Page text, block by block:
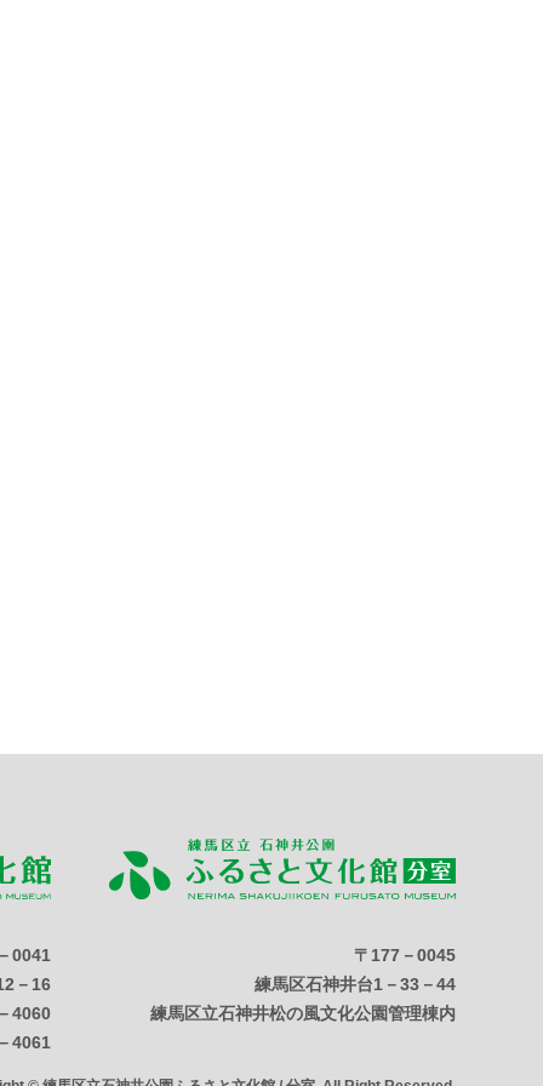
〒177－0045
練馬区石神井台1－33－44
練馬区立石神井松の風文化公園管理棟内
0041
－16
4060
4061